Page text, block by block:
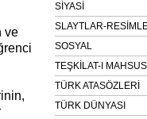
ve
SİYASİ
SLAYTLAR-
SOSYAL
TEŞKİLAT-I
TÜRK ATASÖZLERİ
TÜRK DÜNYASI